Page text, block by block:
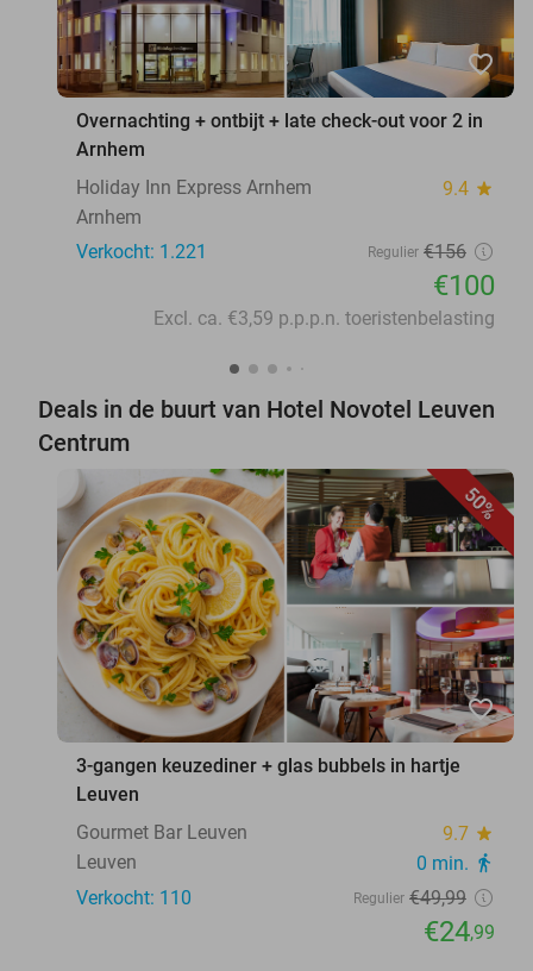
favorite_border
Overnachting + ontbijt + late check-out voor 2 in
Arnhem
Holiday Inn Express Arnhem
9.4 star
Arnhem
Verkocht: 1.221
Regulier €156
€100
Excl. ca. €3,59 p.p.p.n. toeristenbelasting
Deals in de buurt van Hotel Novotel Leuven
Centrum
50%
favorite_border
3-gangen keuzediner + glas bubbels in hartje
Leuven
Gourmet Bar Leuven
9.7 star
Leuven 0 min. directions_walk
Verkocht: 110 Regulier €49,99
€24,99